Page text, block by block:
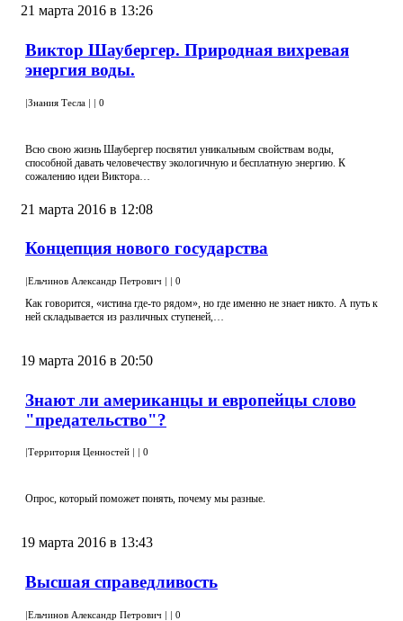
21 марта 2016 в 13:26
Виктор Шаубергер. Природная вихревая
энергия воды.
|Знания Тесла | | 0
Всю свою жизнь Шаубергер посвятил уникальным свойствам воды,
способной давать человечеству экологичную и бесплатную энергию. К
сожалению идеи Виктора…
21 марта 2016 в 12:08
Концепция нового государства
|Ельчинов Александр Петрович | | 0
Как говорится, «истина где-то рядом», но где именно не знает никто. А путь к
ней складывается из различных ступеней,…
19 марта 2016 в 20:50
Знают ли американцы и европейцы слово
"предательство"?
Территория Ценностей 0
Опрос, который поможет понять, почему мы разные.
19 марта 2016 в 13:43
Высшая справедливость
|Ельчинов Александр Петрович | | 0